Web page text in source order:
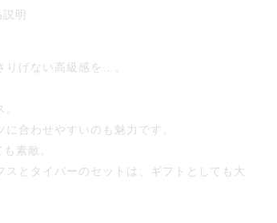
明
りげない高級感を…。
合わせやすいのも魅力です。
素敵。
とタイバーのセットは、ギフトとしても大